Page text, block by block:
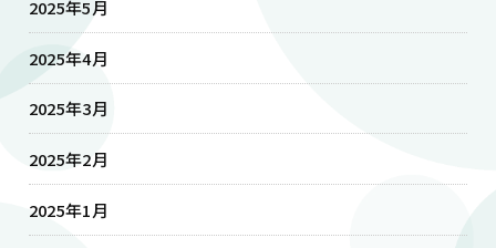
2025年5月
2025年4月
2025年3月
2025年2月
2025年1月